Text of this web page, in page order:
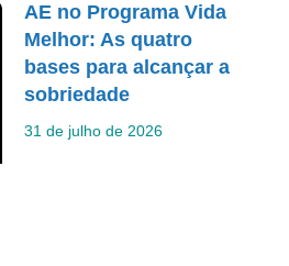
AE no Programa Vida
Melhor: As quatro
bases para alcançar a
sobriedade
31 de julho de 2026